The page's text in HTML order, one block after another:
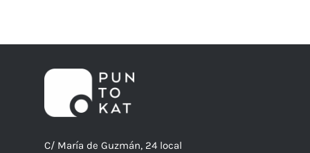
C/ María de Guzmán, 24 local